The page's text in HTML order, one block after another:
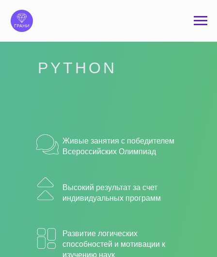
PYTHON
Живые занятия с победителем
Всероссийских Олимпиад
Высокий результат за счет
индивидуальных программ
Развитие логических
способностей и мотивации к
изучению наук